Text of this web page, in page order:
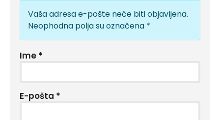
Vaša adresa e-pošte neće biti objavljena.
Neophodna polja su označena *
Ime *
E-pošta *